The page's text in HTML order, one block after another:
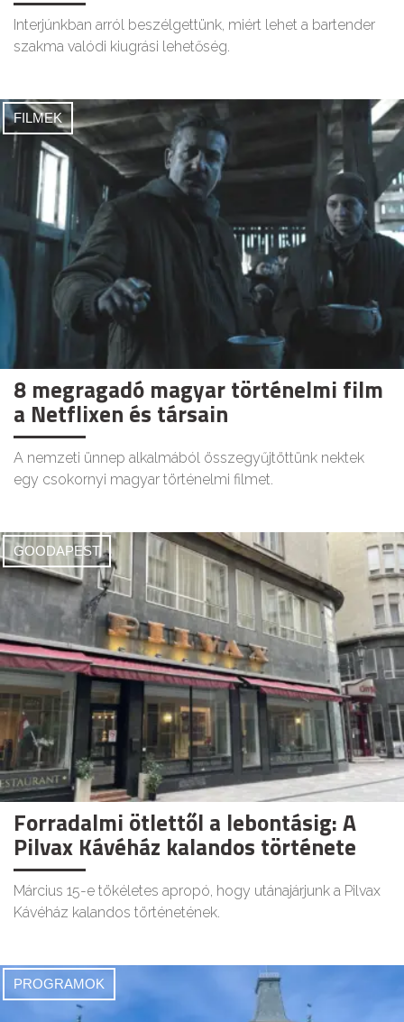
Interjúnkban arról beszélgettünk, miért lehet a bartender
szakma valódi kiugrási lehetőség.
FILMEK
8 megragadó magyar történelmi film
a Netflixen és társain
A nemzeti ünnep alkalmából összegyűjtöttünk nektek
egy csokornyi magyar történelmi filmet.
GOODAPEST
Forradalmi ötlettől a lebontásig: A
Pilvax Kávéház kalandos története
Március 15-e tökéletes apropó, hogy utánajárjunk a Pilvax
Kávéház kalandos történetének.
PROGRAMOK